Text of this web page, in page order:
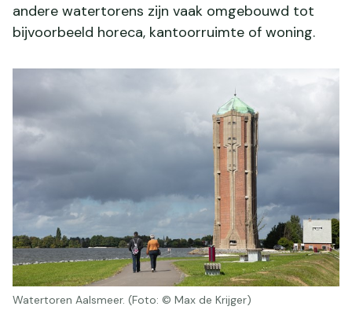
andere watertorens zijn vaak omgebouwd tot
bijvoorbeeld horeca, kantoorruimte of woning.
Watertoren Aalsmeer. (Foto: © Max de Krijger)